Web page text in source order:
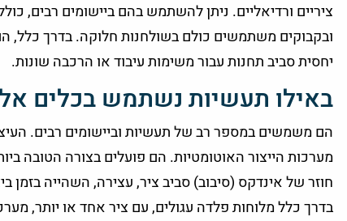
ציריים ורדיאליים. ניתן להשתמש בהם ביישומים רבים,
ובקבוקים משתמשים כולם בשולחנות חלוקה. בדרך כלל,
יחסית סביב תחנות עבור משימות עיבוד או הרכבה שונות.
באילו תעשיות נשתמש בכלים
הם משמשים במספר רב של תעשיות וביישומים רבים.
מערכות הייצור האוטומטיות. הם פועלים בצורה הטובה
חוזר של אינדקס (סיבוב) סביב ציר, עצירה, השהייה בזמן
בדרך כלל מלוחות פלדה עגולים, עם ציר אחד או יותר,